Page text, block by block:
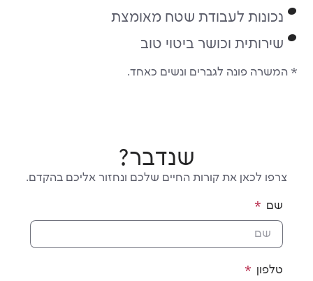
לעבודת שטח מאומצת
וכושר ביטוי טוב
לגברים ונשים כאחד.
שנדבר?
את קורות החיים שלכם ונחזור אליכם בהקדם.